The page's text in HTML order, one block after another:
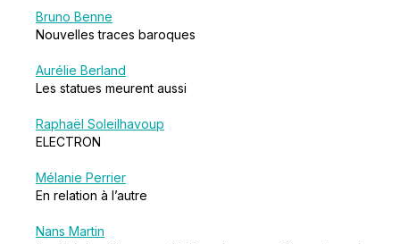
Bruno Benne
Nouvelles traces baroques
Aurélie Berland
Les statues meurent aussi
Raphaël Soleilhavoup
ELECTRON
Mélanie Perrier
En relation à l’autre
Nans Martin